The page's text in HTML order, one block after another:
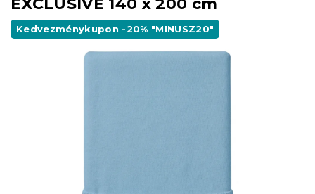
EXCLUSIVE 140 x 200 cm
Kedvezménykupon -20% "MINUSZ20"